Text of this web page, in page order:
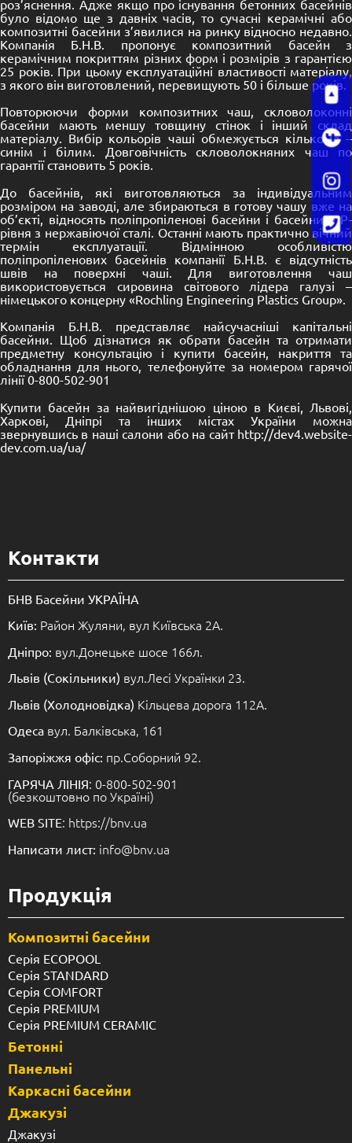
роз’яснення. Адже якщо про існування бетонних басейнів
було відомо ще з давніх часів, то сучасні керамічні або
композитні басейни з’явилися на ринку відносно недавно.
Компанія Б.Н.В. пропонує композитний басейн з
керамічним покриттям різних форм і розмірів з гарантією
25 років. При цьому експлуатаційні властивості матеріалу,
з якого він виготовлений, перевищують 50 і більше років.
Повторюючи форми композитних чаш, скловолоконні
басейни мають меншу товщину стінок і інший склад
матеріалу. Вибір кольорів чаші обмежується кількома –
синім і білим. Довговічність скловолокняних чаш по
гарантії становить 5 років.
До басейнів, які виготовляються за індивідуальним
розміром на заводі, але збираються в готову чашу вже на
об’єкті, відносять поліпропіленові басейни і басейни VIP-
рівня з нержавіючої сталі. Останні мають практично вічний
термін експлуатації. Відмінною особливістю
поліпропіленових басейнів компанії Б.Н.В. є відсутність
швів на поверхні чаші. Для виготовлення чаш
використовується сировина світового лідера галузі –
німецького концерну «Rochling Engineering Plastics Group».
Компанія Б.Н.В. представляє найсучасніші капітальні
басейни. Щоб дізнатися як обрати басейн та отримати
предметну консультацію і купити басейн, накриття та
обладнання для нього, телефонуйте за номером гарячої
лінії 0-800-502-901
Купити басейн за найвигіднішою ціною в Києві, Львові,
Харкові, Дніпрі та інших містах України можна
звернувшись в наші салони або на сайт http://dev4.website-
dev.com.ua/ua/
Контакти
БНВ Басейни УКРАЇНА
Київ: Район Жуляни, вул Київська 2А.
Дніпро: вул.Донецьке шосе 166л.
Львів (Сокільники) вул.Лесі Українки 23.
Львів (Холодновідка) Кільцева дорога 112А.
Одеса вул. Балківська, 161
Запоріжжя офіс: пр.Соборний 92.
ГАРЯЧА ЛІНІЯ: 0-800-502-901
(безкоштовно по Україні)
WEB SITE: https://bnv.ua
Написати лист: info@bnv.ua
Продукція
Композитні басейни
Серія ECOPOOL
Серія STANDARD
Серія COMFORT
Серія PREMIUM
Серія PREMIUM CERAMIC
Бетонні
Панельні
Каркасні басейни
Джакузі
Джакузі